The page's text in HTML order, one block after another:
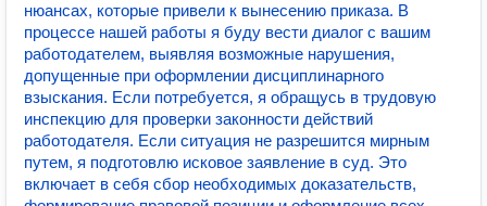
нюансах, которые привели к вынесению приказа. В
процессе нашей работы я буду вести диалог с вашим
работодателем, выявляя возможные нарушения,
допущенные при оформлении дисциплинарного
взыскания. Если потребуется, я обращусь в трудовую
инспекцию для проверки законности действий
работодателя. Если ситуация не разрешится мирным
путем, я подготовлю исковое заявление в суд. Это
включает в себя сбор необходимых доказательств,